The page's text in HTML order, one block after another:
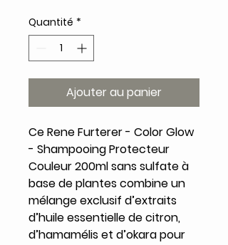
Quantité *
Ajouter au panier
Ce Rene Furterer - Color Glow
- Shampooing Protecteur
Couleur 200ml sans sulfate à
base de plantes combine un
mélange exclusif d’extraits
d’huile essentielle de citron,
d’hamamélis et d’okara pour